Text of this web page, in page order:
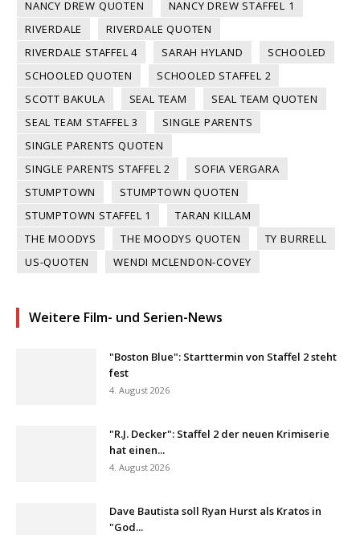
NANCY DREW QUOTEN
NANCY DREW STAFFEL 1
RIVERDALE
RIVERDALE QUOTEN
RIVERDALE STAFFEL 4
SARAH HYLAND
SCHOOLED
SCHOOLED QUOTEN
SCHOOLED STAFFEL 2
SCOTT BAKULA
SEAL TEAM
SEAL TEAM QUOTEN
SEAL TEAM STAFFEL 3
SINGLE PARENTS
SINGLE PARENTS QUOTEN
SINGLE PARENTS STAFFEL 2
SOFIA VERGARA
STUMPTOWN
STUMPTOWN QUOTEN
STUMPTOWN STAFFEL 1
TARAN KILLAM
THE MOODYS
THE MOODYS QUOTEN
TY BURRELL
US-QUOTEN
WENDI MCLENDON-COVEY
Weitere Film- und Serien-News
"Boston Blue": Starttermin von Staffel 2 steht
fest
4. August 2026
"R.J. Decker": Staffel 2 der neuen Krimiserie
hat einen...
4. August 2026
Dave Bautista soll Ryan Hurst als Kratos in
"God...